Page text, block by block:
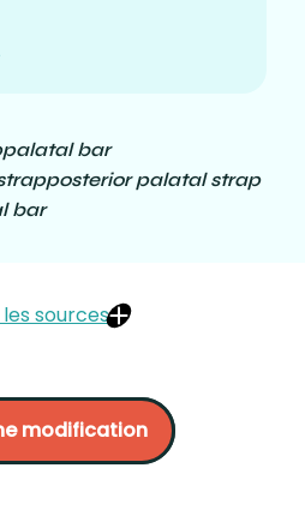
palatal bar
posterior palatal strap
bar
sources
Prosto, Québec. P.64.
à la prothèse partielle
constantes et
modification